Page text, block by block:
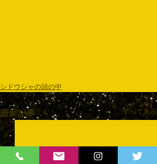
シドウシャの頭の中
最新記事 すべて表示